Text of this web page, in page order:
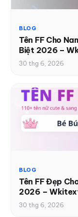
BLOG
Tên FF Cho
Biệt 2026 –
30 thg 6, 2026
BLOG
Tên FF Đẹp
2026 –
30 thg 6, 2026